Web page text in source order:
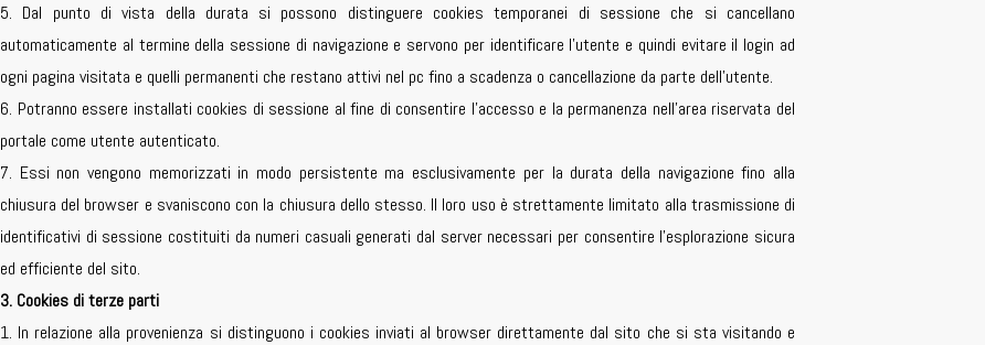
5. Dal punto di vista della durata si possono distinguere cookies temporanei di sessione che si cancellano
automaticamente al termine della sessione di navigazione e servono per identificare l’utente e quindi evitare il login ad
ogni pagina visitata e quelli permanenti che restano attivi nel pc fino a scadenza o cancellazione da parte dell’utente.
6. Potranno essere installati cookies di sessione al fine di consentire l’accesso e la permanenza nell’area riservata del
portale come utente autenticato.
7. Essi non vengono memorizzati in modo persistente ma esclusivamente per la durata della navigazione fino alla
chiusura del browser e svaniscono con la chiusura dello stesso. Il loro uso è strettamente limitato alla trasmissione di
identificativi di sessione costituiti da numeri casuali generati dal server necessari per consentire l’esplorazione sicura
ed efficiente del sito.
3. Cookies di terze parti
1. In relazione alla provenienza si distinguono i cookies inviati al browser direttamente dal sito che si sta visitando e